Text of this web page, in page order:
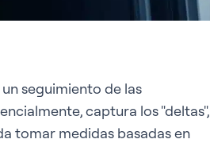
seguimiento de las
captura los "deltas",
tomar medidas basadas en